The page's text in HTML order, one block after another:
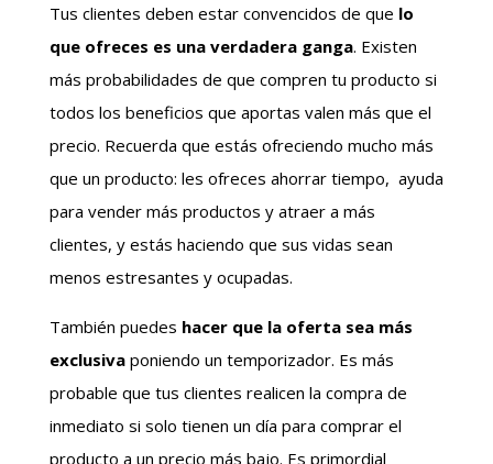
Tus clientes deben estar convencidos de que lo
que ofreces es una verdadera ganga. Existen
más probabilidades de que compren tu producto si
todos los beneficios que aportas valen más que el
precio. Recuerda que estás ofreciendo mucho más
que un producto: les ofreces ahorrar tiempo, ayuda
para vender más productos y atraer a más
clientes, y estás haciendo que sus vidas sean
menos estresantes y ocupadas.
También puedes hacer que la oferta sea más
exclusivaponiendo un temporizador. Es más
probable que tus clientes realicen la compra de
inmediato si solo tienen un día para comprar el
producto a un precio más bajo. Es primordial